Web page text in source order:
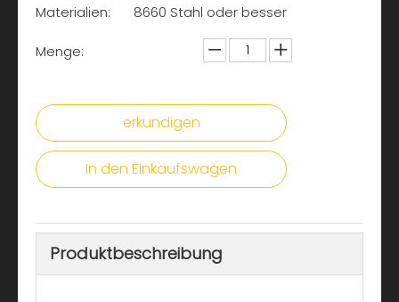
Materialien:
8660 Stahl oder besser
Menge:
erkundigen
In den Einkaufswagen
Produktbeschreibung